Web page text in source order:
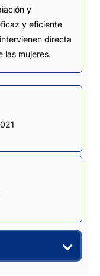
y
y eficiente
directa
las mujeres.